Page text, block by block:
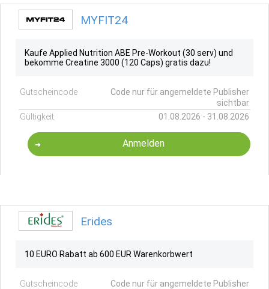
MYFIT24
Kaufe Applied Nutrition ABE Pre-Workout (30 serv) und
bekomme Creatine 3000 (120 Caps) gratis dazu!
Gutscheincode
Code nur für angemeldete Publisher
sichtbar
Gültigkeit
01.08.2026 - 31.08.2026
Anmelden
Erides
10 EURO Rabatt ab 600 EUR Warenkorbwert
Gutscheincode
Code nur für angemeldete Publisher